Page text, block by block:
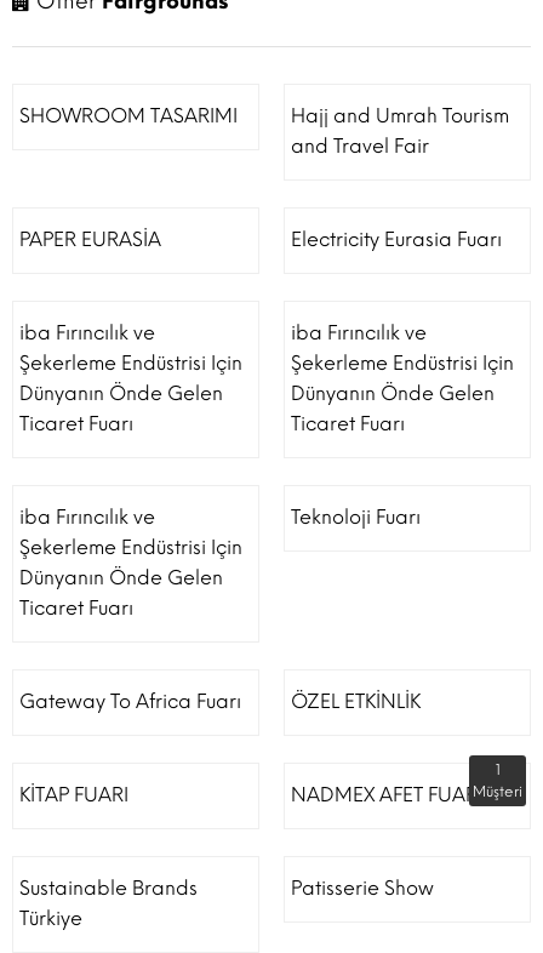
SHOWROOM TASARIMI
Hajj and Umrah Tourism
and Travel Fair
PAPER EURASİA Electricity Eurasia Fuarı
iba Fırıncılık ve
Şekerleme Endüstrisi Için
Dünyanın Önde Gelen
Ticaret Fuarı
iba Fırıncılık ve
Şekerleme Endüstrisi Için
Dünyanın Önde Gelen
Ticaret Fuarı
iba Fırıncılık ve
Şekerleme Endüstrisi Için
Dünyanın Önde Gelen
Ticaret Fuarı
Teknoloji Fuarı
Gateway To Africa Fuarı ÖZEL ETKİNLİK
KİTAP FUARI NADMEX AFET FUARI
1
Müşteri
Sustainable Brands
Türkiye
Patisserie Show